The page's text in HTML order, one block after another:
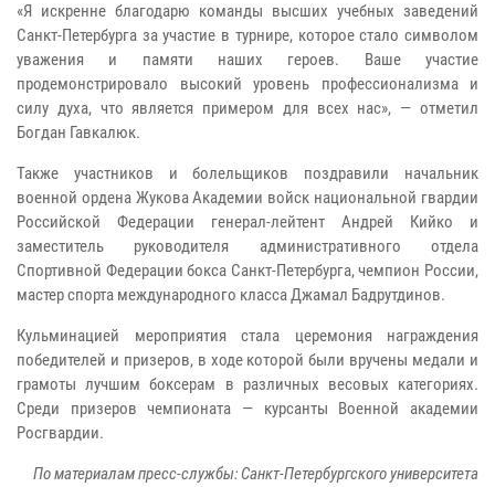
«Я искренне благодарю команды высших учебных заведений
Санкт-Петербурга за участие в турнире, которое стало символом
уважения и памяти наших героев. Ваше участие
продемонстрировало высокий уровень профессионализма и
силу духа, что является примером для всех нас», — отметил
Богдан Гавкалюк.
Также участников и болельщиков поздравили начальник
военной ордена Жукова Академии войск национальной гвардии
Российской Федерации генерал-лейтент Андрей Кийко и
заместитель руководителя административного отдела
Спортивной Федерации бокса Санкт-Петербурга, чемпион России,
мастер спорта международного класса Джамал Бадрутдинов.
Кульминацией мероприятия стала церемония награждения
победителей и призеров, в ходе которой были вручены медали и
грамоты лучшим боксерам в различных весовых категориях.
Среди призеров чемпионата — курсанты Военной академии
Росгвардии.
По материалам пресс-службы: Санкт-Петербургского университета